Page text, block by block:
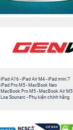
iPad A16 -iPad Air M4 -iPad mini 7
iPad Pro M5 - MacBook Neo
MacBook Pro M5 - MacBook Air M5
Loa Sounarc - Phụ kiện chính hãng